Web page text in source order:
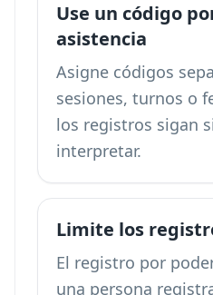
Use un código
asistencia
Asigne códigos
sesiones, turnos o
los registros sigan
interpretar.
Limite los
El registro por
una persona